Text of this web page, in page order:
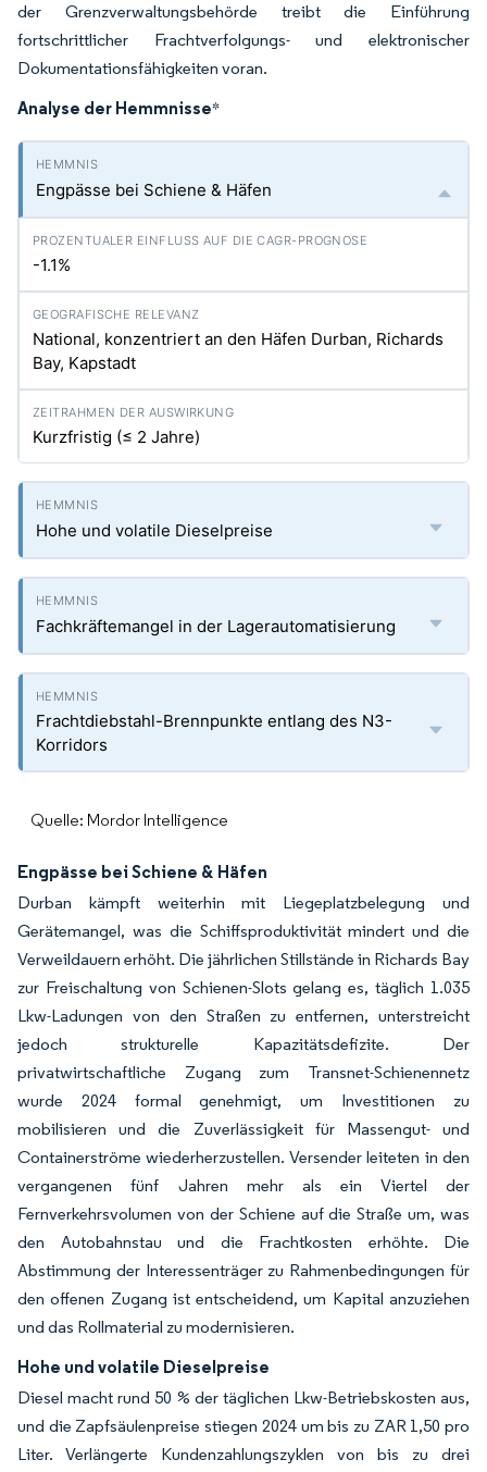
der Grenzverwaltungsbehörde treibt die Einführung
fortschrittlicher Frachtverfolgungs- und elektronischer
Dokumentationsfähigkeiten voran.
Analyse der Hemmnisse*
Engpässe bei Schiene & Häfen
-1.1%
National, konzentriert an den Häfen Durban, Richards
Bay, Kapstadt
Kurzfristig (≤ 2 Jahre)
Hohe und volatile Dieselpreise
Fachkräftemangel in der Lagerautomatisierung
Frachtdiebstahl-Brennpunkte entlang des N3-
Korridors
Quelle: Mordor Intelligence
Engpässe bei Schiene & Häfen
Durban kämpft weiterhin mit Liegeplatzbelegung und
Gerätemangel, was die Schiffsproduktivität mindert und die
Verweildauern erhöht. Die jährlichen Stillstände in Richards Bay
zur Freischaltung von Schienen-Slots gelang es, täglich 1.035
Lkw-Ladungen von den Straßen zu entfernen, unterstreicht
jedoch strukturelle Kapazitätsdefizite. Der
privatwirtschaftliche Zugang zum Transnet-Schienennetz
wurde 2024 formal genehmigt, um Investitionen zu
mobilisieren und die Zuverlässigkeit für Massengut- und
Containerströme wiederherzustellen. Versender leiteten in den
vergangenen fünf Jahren mehr als ein Viertel der
Fernverkehrsvolumen von der Schiene auf die Straße um, was
den Autobahnstau und die Frachtkosten erhöhte. Die
Abstimmung der Interessenträger zu Rahmenbedingungen für
den offenen Zugang ist entscheidend, um Kapital anzuziehen
und das Rollmaterial zu modernisieren.
Hohe und volatile Dieselpreise
Diesel macht rund 50 % der täglichen Lkw-Betriebskosten aus,
und die Zapfsäulenpreise stiegen 2024 um bis zu ZAR 1,50 pro
Liter. Verlängerte Kundenzahlungszyklen von bis zu drei